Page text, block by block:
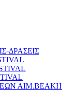
ΔΡΑΣΕΙΣ
ΑΙΜ.ΒΕΑΚΗ